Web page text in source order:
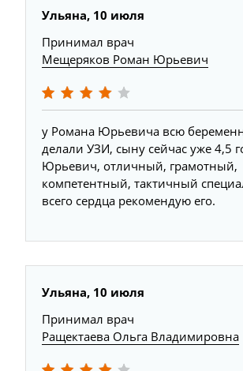
Ульяна, 10 июля
Принимал врач
Мещеряков Роман Юрьевич
у Романа Юрьевича всю
делали УЗИ, сыну сейчас уже 4,5
Юрьевич, отличный, грамотный,
компетентный, тактичный
всего сердца рекомендую его.
Ульяна, 10 июля
Принимал врач
Ращектаева Ольга Владимировна